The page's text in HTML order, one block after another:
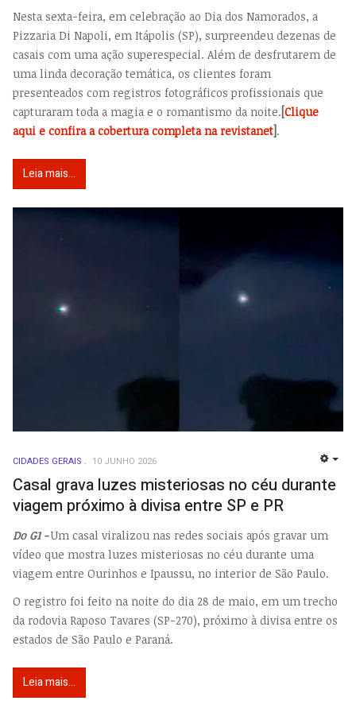
Nesta sexta-feira, em celebração ao Dia dos Namorados, a
Pizzaria Di Napoli, em Itápolis (SP), surpreendeu dezenas de
casais com uma ação superespecial. Além de desfrutarem de
uma linda decoração temática, os clientes foram
presenteados com registros fotográficos profissionais que
capturaram toda a magia e o romantismo da noite.[Clique
aqui e confira a cobertura completa na revistanet].
Leia mais...
CIDADES GERAIS 10 JUNHO 2026
Casal grava luzes misteriosas no céu durante
viagem próximo à divisa entre SP e PR
Do G1 -Um casal viralizou nas redes sociais após gravar um
vídeo que mostra luzes misteriosas no céu durante uma
viagem entre Ourinhos e Ipaussu, no interior de São Paulo.
O registro foi feito na noite do dia 28 de maio, em um trecho
da rodovia Raposo Tavares (SP-270), próximo à divisa entre os
estados de São Paulo e Paraná.
Leia mais...